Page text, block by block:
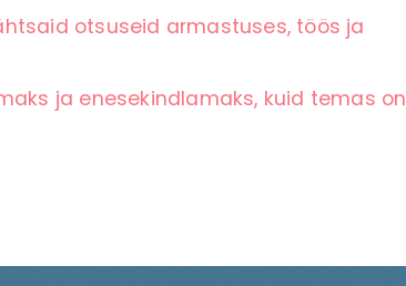
otsuseid armastuses, töös ja
ja enesekindlamaks, kuid temas on